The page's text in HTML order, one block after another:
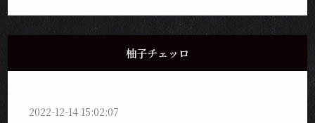
柚子チェッロ
2022-12-14 15:02:07